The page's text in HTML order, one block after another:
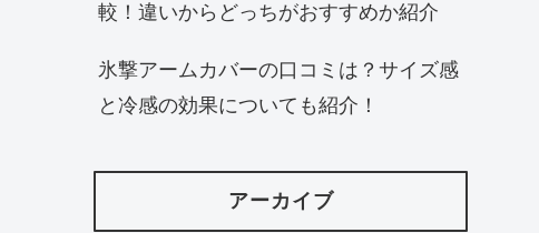
較！違いからどっちがおすすめか紹介
氷撃アームカバーの口コミは？サイズ感
と冷感の効果についても紹介！
アーカイブ